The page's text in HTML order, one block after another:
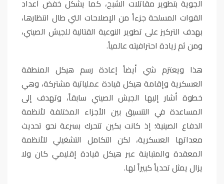
الجوية بتطوير مقاتلات الشبح، كما يشكل خفض أعداد
القوات المسلحة جزءاً من الإصلاحات التي طال انتظارها،
بهدف التركيز على تطوير النوعية القتالية للجيش الصيني،
ومن ثم زيادة احترافيته عالمياً.
هذا ويعتزم شي أيضاً إعادة رسم هيكل المنطقة
العسكرية وإقامة هيكل قيادة عملياتية مشتركة، وهي
خطوة أشار إليها الجيش الصيني سابقاً، وتهدف إلى
المساعدة في التنسيق بين الأجزاء المختلفة لأنظمة
الدفاع الصينية؛ إذ كانت بكين تتحرك بسرعة نحو تحديث
معداتها العسكرية، لكن التكامل التشغيلي للأنظمة
المعقدة والمتباينة عبر هيكل قيادة إقليمي كان ولا
يزال يمثل تحدياً كبيراً لها.